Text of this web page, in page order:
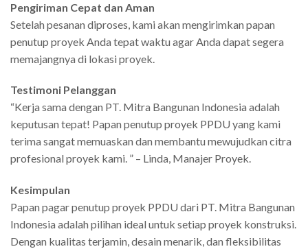
Pengiriman Cepat dan Aman
Setelah pesanan diproses, kami akan mengirimkan papan
penutup proyek Anda tepat waktu agar Anda dapat segera
memajangnya di lokasi proyek.
Testimoni Pelanggan
“Kerja sama dengan PT. Mitra Bangunan Indonesia adalah
keputusan tepat! Papan penutup proyek PPDU yang kami
terima sangat memuaskan dan membantu mewujudkan citra
profesional proyek kami. ” – Linda, Manajer Proyek.
Kesimpulan
Papan pagar penutup proyek PPDU dari PT. Mitra Bangunan
Indonesia adalah pilihan ideal untuk setiap proyek konstruksi.
Dengan kualitas terjamin, desain menarik, dan fleksibilitas